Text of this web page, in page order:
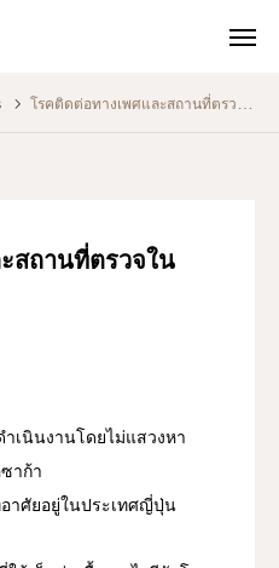
โรคติดต่อทางเพศและสถานที่ตรวจในจังหวัดโอซาก้า
สถานที่ตรวจใน
ำเนินงานโดยไม่แสวงหา
าก้า
าศัยอยู่ในประเทศญี่ปุ่น
ーのみなさま